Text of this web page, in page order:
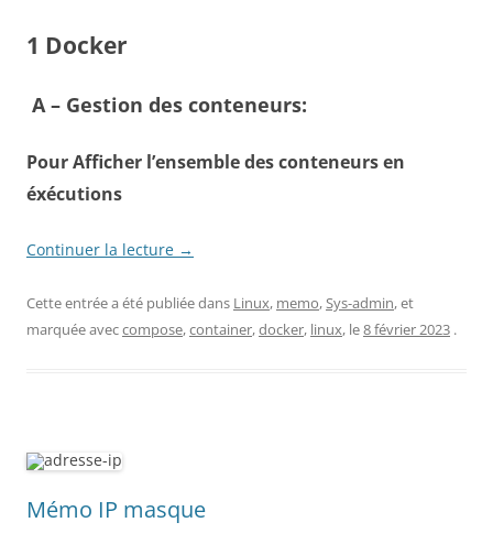
1 Docker
A – Gestion des conteneurs:
Pour Afficher l’ensemble des conteneurs en
éxécutions
Continuer la lecture →
Cette entrée a été publiée dans Linux, memo,Sys-admin, et
marquée aveccompose,container,docker, linux, le8 février 2023 .
Mémo IP masque